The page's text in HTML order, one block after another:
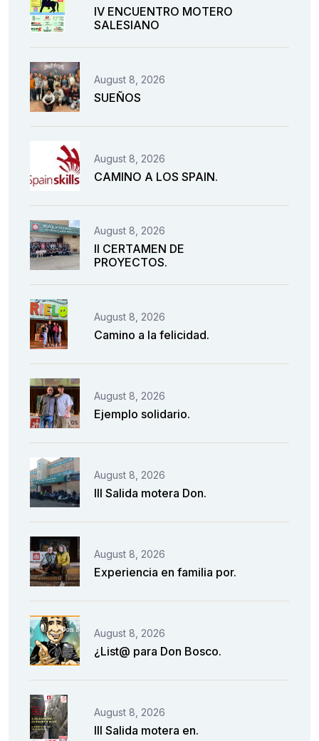
IV ENCUENTRO MOTERO
SALESIANO
August 8, 2026
SUEÑOS
August 8, 2026
CAMINO A LOS SPAIN.
August 8, 2026
II CERTAMEN DE
PROYECTOS.
August 8, 2026
Camino a la felicidad.
August 8, 2026
Ejemplo solidario.
August 8, 2026
III Salida motera Don.
August 8, 2026
Experiencia en familia por.
August 8, 2026
¿List@ para Don Bosco.
August 8, 2026
III Salida motera en.